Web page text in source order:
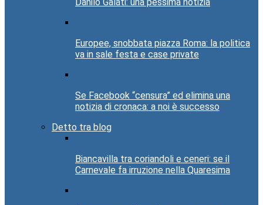
Danilo Galati: una pessima notizia
Europee, snobbata piazza Roma: la politica
va in sale festa e case private
Se Facebook “censura” ed elimina una
notizia di cronaca: a noi è successo
Detto tra blog
Biancavilla tra coriandoli e ceneri: se il
Carnevale fa irruzione nella Quaresima